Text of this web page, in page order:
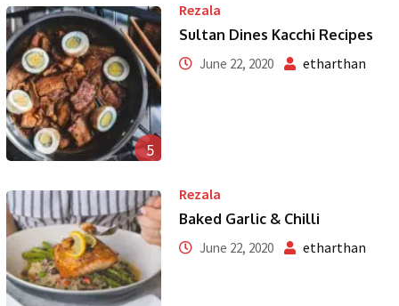
5
Rezala
Sultan Dines Kacchi Recipes
June 22, 2020 etharthan
Rezala
Baked Garlic & Chilli
June 22, 2020 etharthan